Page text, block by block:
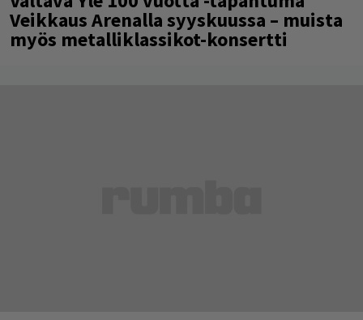
Veikkaus Arenalla syyskuussa – muista
myös metalliklassikot-konsertti